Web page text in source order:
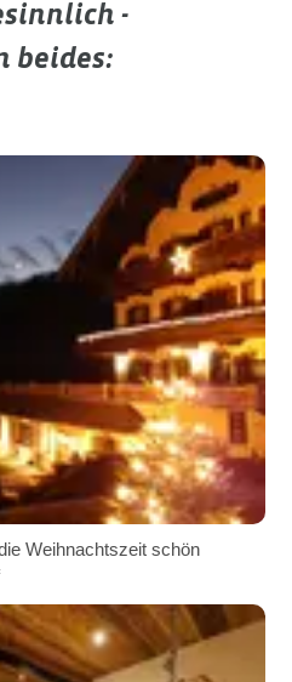
-
beides:
Weihnachtszeit schön